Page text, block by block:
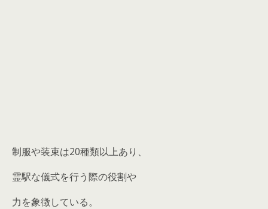
制服や装束は20種類以上あり、
霊駅な儀式を行う際の役割や
力を象徴している。